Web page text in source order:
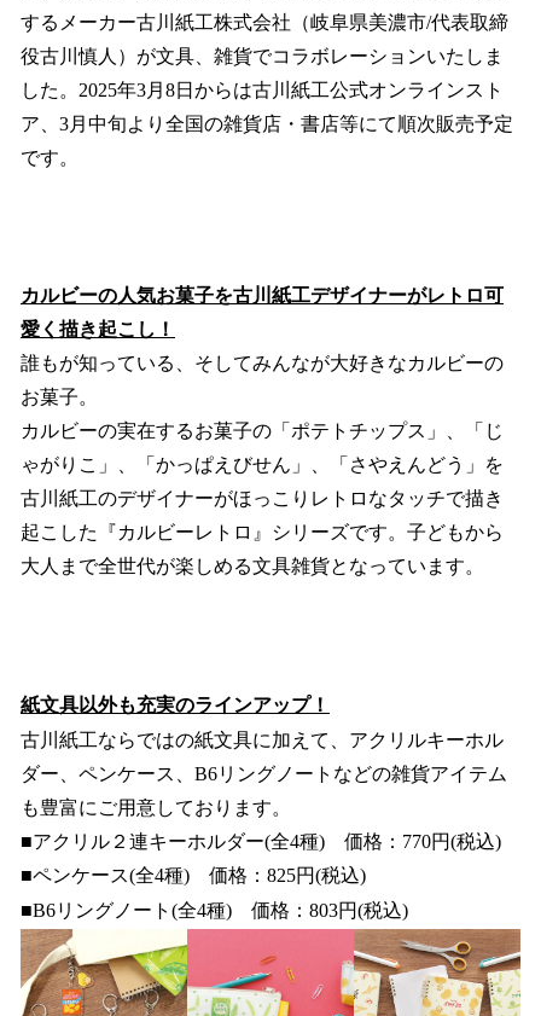
するメーカー古川紙工株式会社（岐阜県美濃市/代表取締
役古川慎人）が文具、雑貨でコラボレーションいたしま
した。2025年3月8日からは古川紙工公式オンラインスト
ア、3月中旬より全国の雑貨店・書店等にて順次販売予定
です。
カルビーの人気お菓子を古川紙工デザイナーがレトロ可
愛く描き起こし！
誰もが知っている、そしてみんなが大好きなカルビーの
お菓子。
カルビーの実在するお菓子の「ポテトチップス」、「じ
ゃがりこ」、「かっぱえびせん」、「さやえんどう」を
古川紙工のデザイナーがほっこりレトロなタッチで描き
起こした『カルビーレトロ』シリーズです。子どもから
大人まで全世代が楽しめる文具雑貨となっています。
紙文具以外も充実のラインアップ！
古川紙工ならではの紙文具に加えて、アクリルキーホル
ダー、ペンケース、B6リングノートなどの雑貨アイテム
も豊富にご用意しております。
■アクリル２連キーホルダー(全4種) 価格：770円(税込)
■ペンケース(全4種) 価格：825円(税込)
■B6リングノート(全4種) 価格：803円(税込)